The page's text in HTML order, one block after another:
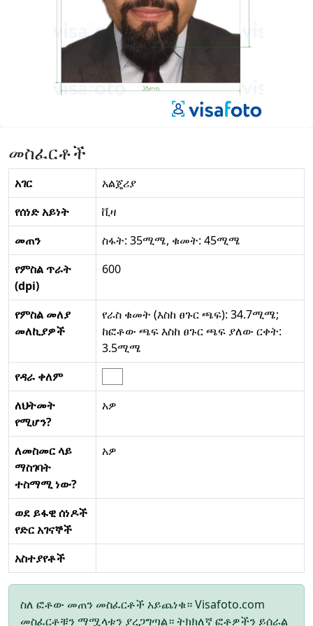
መስፈርቶች
አገር
አልጄሪያ
የሰነድ አይነት
ቪዛ
መጠን
ስፋት: 35ሚሜ, ቁመት: 45ሚሜ
የምስል ጥራት
(dpi)
600
የምስል መለያ
መለኪያዎች
የራስ ቁመት (እስከ ፀጉር ጫፍ): 34.7ሚሜ;
ከፎቶው ጫፍ እስከ ፀጉር ጫፍ ያለው ርቀት:
3.5ሚሜ
የዳራ ቀለም
ለህትመት
የሚሆን?
አዎ
ለመስመር ላይ
ማስገባት
ተስማሚ ነው?
አዎ
ወደ ይፋዊ ሰነዶች
የድር አገናኞች
አስተያየቶች
ስለ ፎቶው መጠን መስፈርቶች አይጨነቁ። Visafoto.com
መስፈርቶቹን ማሟላቱን ያረጋግጣል። ትክክለኛ ፎቶዎችን ይሰራል